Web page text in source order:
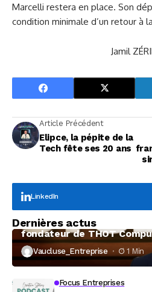
Marcelli restera en place. Son
condition minimale d’un retour à
Jamil
Article Précédent
Elipce, la pépite de la
Tech fête ses 20 ans
LinkedIn
Dernières actus
À la rencontre de
fondateur de THOT
Vaucluse_Entreprise 1 Min
Focus Entreprises